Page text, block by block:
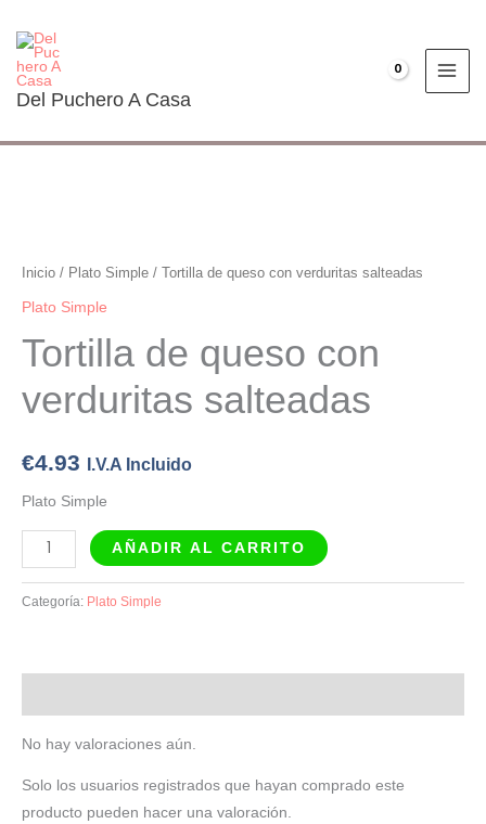
contenido
Del Puchero A Casa
Inicio / Plato Simple / Tortilla de queso con verduritas salteadas
Plato Simple
Tortilla de queso con
verduritas salteadas
€4.93 I.V.A Incluido
Plato Simple
queso
con
salteadas
AÑADIR AL CARRITO
Categoría: Plato Simple
No hay valoraciones aún.
Solo los usuarios registrados que hayan comprado este
producto pueden hacer una valoración.